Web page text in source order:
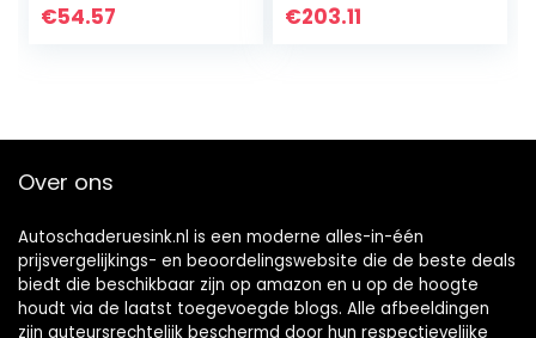
plastic 1638260177
€54.57 €203.11
Over ons
Autoschaderuesink.nl is een moderne alles-in-één
prijsvergelijkings- en beoordelingswebsite die de beste deals
biedt die beschikbaar zijn op amazon en u op de hoogte
houdt via de laatst toegevoegde blogs. Alle afbeeldingen
zijn auteursrechtelijk beschermd door hun respectievelijke